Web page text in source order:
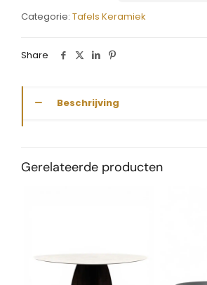
Axl
Categorie: Tafels Keramiek
Share
Beschrijving
Gerelateerde producten